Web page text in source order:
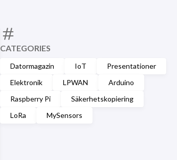
CATEGORIES
Datormagazin IoT
Presentationer
Elektronik
LPWAN
Arduino
Raspberry Pi
Säkerhetskopiering
LoRa
MySensors